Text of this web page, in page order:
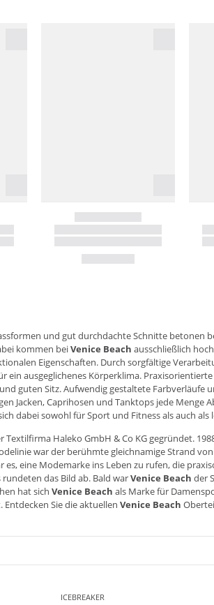
und gut durchdachte Schnitte betonen
kommen beiVenice Beach ausschließlich
Eigenschaften. Durch sorgfältige
ausgeglichenes Körperklima.
guten Sitz. Aufwendig gestaltete
Jacken, Caprihosen und Tanktops jede Menge
dabei sowohl für Sport und Fitness als auch als
Haleko GmbH & Co KG gegründet.
war der berühmte gleichnamige Strand
es, eine Modemarke ins Leben zu rufen, die
das Bild ab. Bald warVenice Beach der
hat sich Venice Beach als Marke für
Sie die aktuellen Venice Beach
ICEBREAKER